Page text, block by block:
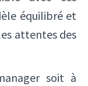
équilibré et
attentes des
soit à